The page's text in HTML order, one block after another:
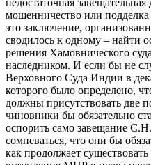
мошенничество или
это заключение,
сводилось к одному – найти
решения Хамовнического
наследником. И если бы не
Верховного Суда Индии в
которого было определено,
должны присутствовать две
чиновники бы обязательно
оспорить само завещание
сомневаться, что они бы
как продолжает